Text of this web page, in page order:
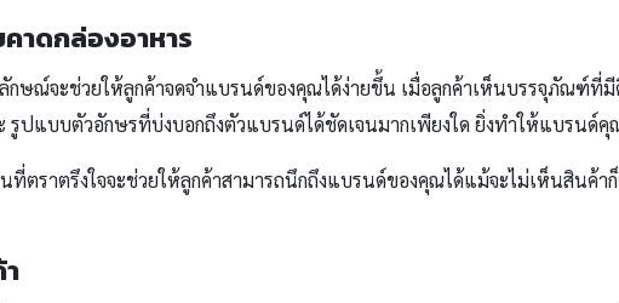
าดกล่องอาหาร
กษณ์จะช่วยให้ลูกค้าจดจำแบรนด์ของคุณได้ง่ายขึ้น เมื่อลูกค้าเห็นบรรจุภัณฑ์ที่มี
ปแบบตัวอักษรที่บ่งบอกถึงตัวแบรนด์ได้ชัดเจนมากเพียงใด ยิ่งทำให้แบรนด์คุ
ตราตรึงใจจะช่วยให้ลูกค้าสามารถนึกถึงแบรนด์ของคุณได้แม้จะไม่เห็นสินค้า